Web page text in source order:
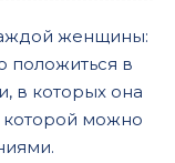
женщины:
положиться в
в которых она
которой можно